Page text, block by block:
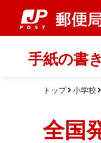
手紙の書
トップ 小学校
全国